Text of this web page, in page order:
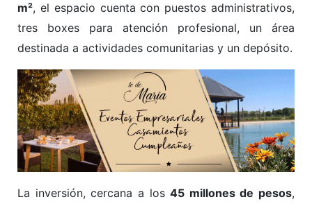
m², el espacio cuenta con puestos administrativos,
tres boxes para atención profesional, un área
destinada a actividades comunitarias y un depósito.
La inversión, cercana a los45 millones de pesos,